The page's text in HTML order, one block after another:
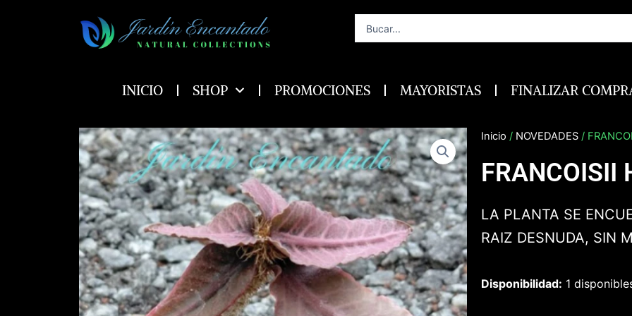
INICIO SHOP PROMOCIONES MAYORISTAS FINALIZAR
Inicio / NOVEDADES /
FRANCOISII
LA PLANTA SE
RAIZ DESNUDA, SIN
Disponibilidad: 1